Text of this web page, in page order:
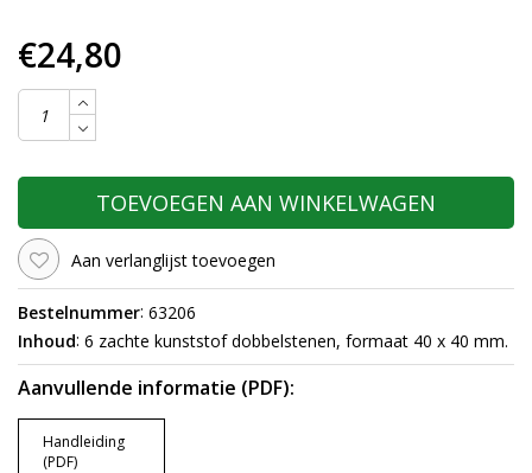
€24,80
TOEVOEGEN AAN WINKELWAGEN
Aan verlanglijst toevoegen
Bestelnummer: 63206
Inhoud: 6 zachte kunststof dobbelstenen, formaat 40 x 40 mm.
Aanvullende informatie (PDF):
Handleiding
(PDF)